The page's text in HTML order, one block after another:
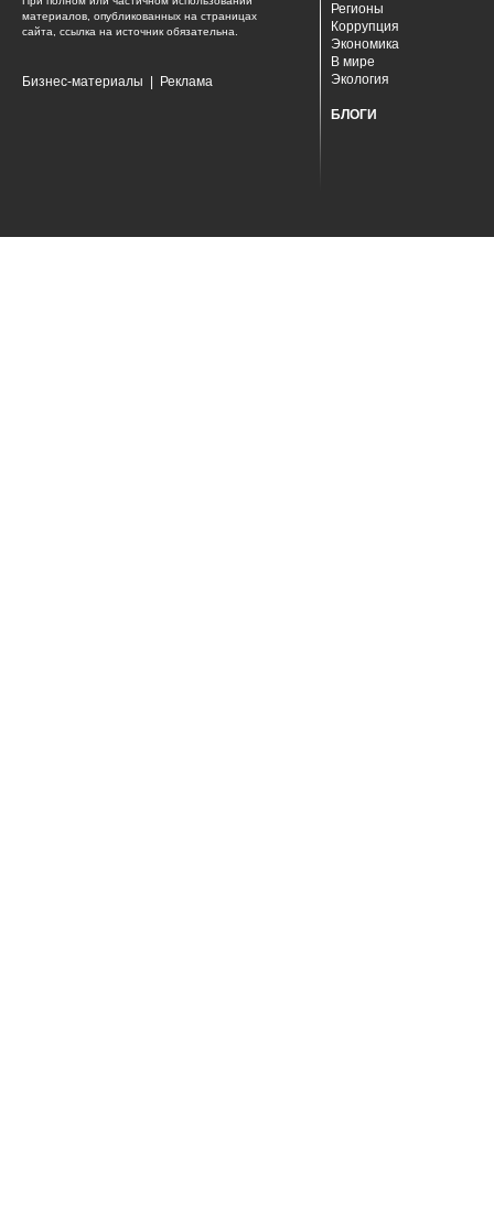
материалов, опубликованных на страницах
сайта, ссылка на источник обязательна.
Бизнес-материалы Реклама
Регионы
Коррупция
Экономика
В мире
Экология
БЛОГИ